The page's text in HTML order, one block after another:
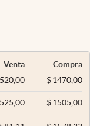
Venta
Compra
$1470,00
$1505,00